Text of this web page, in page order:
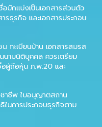
มักแบ่งเป็นเอกสารส่วนตัว
รธุรกิจ และเอกสารประกอบ
ทะเบียนบ้าน เอกสารสมรส
นามนิติบุคคล ควรเตรียม
ผู้ถือหุ้น ภ.พ.20 และ
ชาชีพ ใบอนุญาตสถาน
นการประกอบธุรกิจตาม